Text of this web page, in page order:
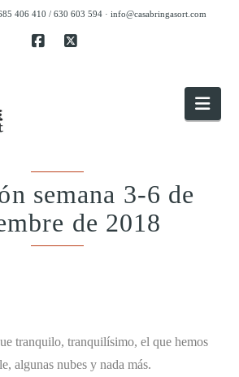
406 410 / 630 603 594 · info@casabringasort.com
semana 3-6 de
de 2018
tranquilo, tranquilísimo, el que hemos
algunas nubes y nada más.